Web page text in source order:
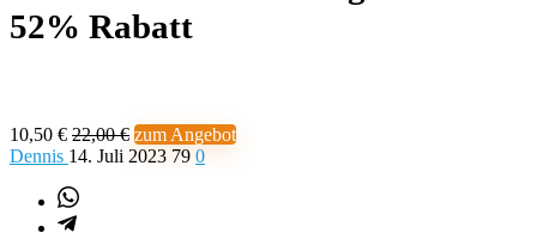
52% Rabatt
10,50 € 22,00 € zum Angebot
Dennis 14. Juli 2023 79 0